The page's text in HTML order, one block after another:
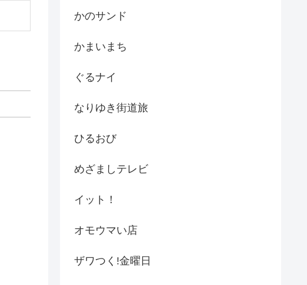
かのサンド
かまいまち
ぐるナイ
なりゆき街道旅
ひるおび
めざましテレビ
イット！
オモウマい店
ザワつく!金曜日